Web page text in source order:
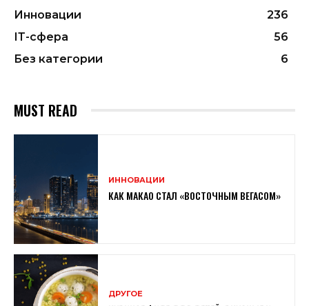
Инновации
236
ІТ-сфера
56
Без категории
6
MUST READ
ИННОВАЦИИ
КАК МАКАО СТАЛ «ВОСТОЧНЫМ ВЕГАСОМ»
ДРУГОЕ